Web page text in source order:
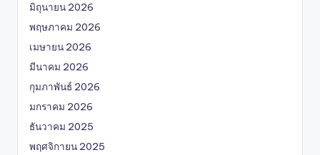
มิถุนายน 2026
พฤษภาคม 2026
เมษายน 2026
มีนาคม 2026
กุมภาพันธ์ 2026
มกราคม 2026
ธันวาคม 2025
พฤศจิกายน 2025